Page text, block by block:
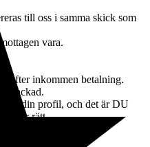
till oss i samma skick som
vara.
efter inkommen betalning.
packad.
i din profil, och det är DU
är rätt.